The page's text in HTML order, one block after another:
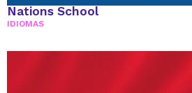
Nations School
IDIOMAS